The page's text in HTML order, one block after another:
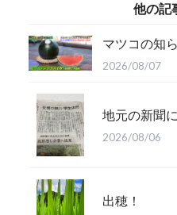
他の記
マツコの知
2026/08/07
地元の新聞
2026/08/06
出穂！